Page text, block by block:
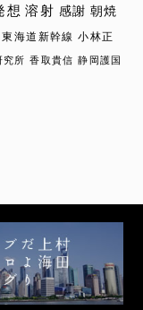
想 溶射 感謝 朝焼
東海道新幹線 小林正
究所 香取貴信 静岡護国